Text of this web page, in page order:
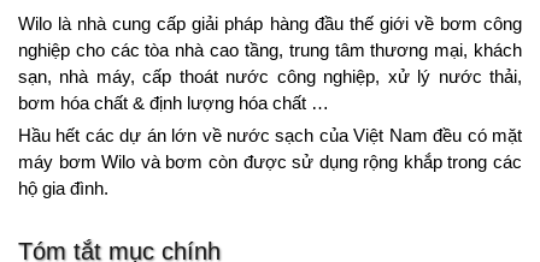
Wilo là nhà cung cấp giải pháp hàng đầu thế giới về bơm công
nghiệp cho các tòa nhà cao tầng, trung tâm thương mại, khách
sạn, nhà máy, cấp thoát nước công nghiệp, xử lý nước thải,
bơm hóa chất & định lượng hóa chất …
Hầu hết các dự án lớn về nước sạch của Việt Nam đều có mặt
máy bơm Wilo và bơm còn được sử dụng rộng khắp trong các
hộ gia đình.
Tóm tắt mục chính